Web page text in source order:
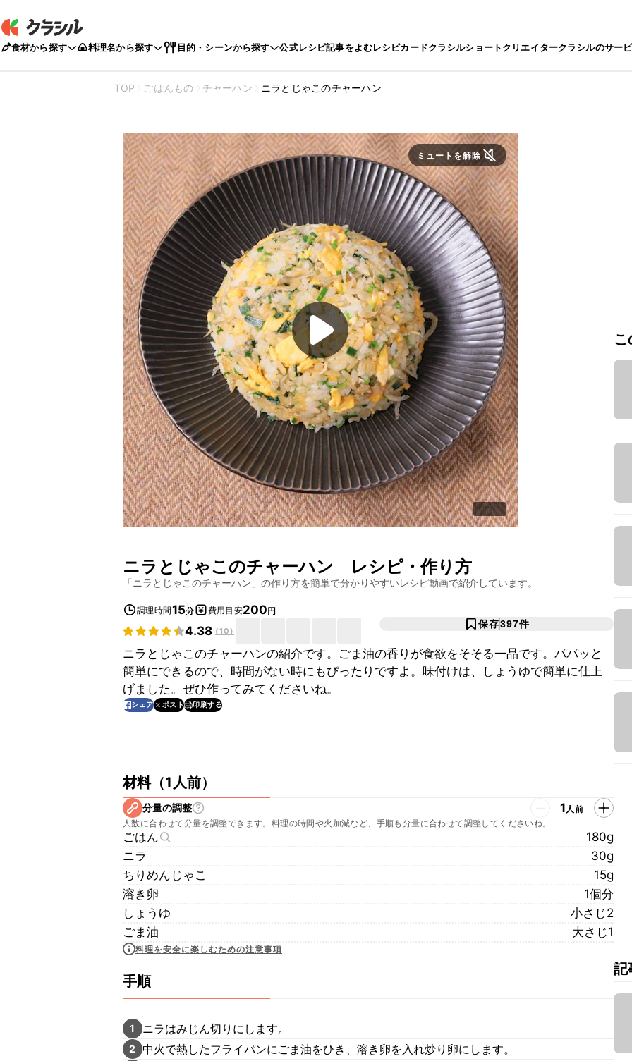
食材から探す 料理名から探す 目的・シーンから探す 公式レシピ記事をよむレシピカードクラシルショートクリエイタークラシルのサー
TOP ごはんもの チャーハン ニラとじゃこのチャーハン
ミュートを解除
ニラとじゃこのチャーハン レシピ・作り方
「ニラとじゃこのチャーハン 」の作り方を簡単で分かりやすいレシピ動画で紹介しています。
調理時間15分 費用目安200円
4.38 (10)
保存397件
ニラとじゃこのチャーハンの紹介です。ごま油の香りが食欲をそそる一品です。パパッと
簡単にできるので、時間がない時にもぴったりですよ。味付けは、しょうゆで簡単に仕上
げました。ぜひ作ってみてくださいね。
シェア ポスト 印刷する
材料（1人前）
分量の調整 1人前
人数に合わせて分量を調整できます。料理の時間や火加減など、手順も分量に合わせて調整してくださいね。
ごはん
180g
ニラ
30g
ちりめんじゃこ
15g
溶き卵
1個分
しょうゆ
小さじ2
ごま油
大さじ1
料理を安全に楽しむための注意事項
手順
1 ニラはみじん切りにします。
2 中火で熱したフライパンにごま油をひき、溶き卵を入れ炒り卵にします。
記